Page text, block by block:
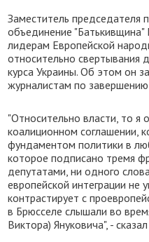
Заместитель председателя
объединение "Батькивщина"
лидерам Европейской
относительно свертывания
курса Украины. Об этом он
журналистам по
"Относительно власти, то я
коалиционном соглашении,
фундаментом политики в
которое подписано тремя
депутатами, ни одного
европейской интеграции не
контрастирует с
в Брюсселе слышали во
Виктора) Януковича", -